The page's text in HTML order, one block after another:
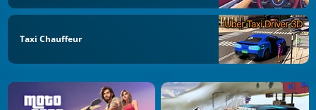
Taxi Chauffeur